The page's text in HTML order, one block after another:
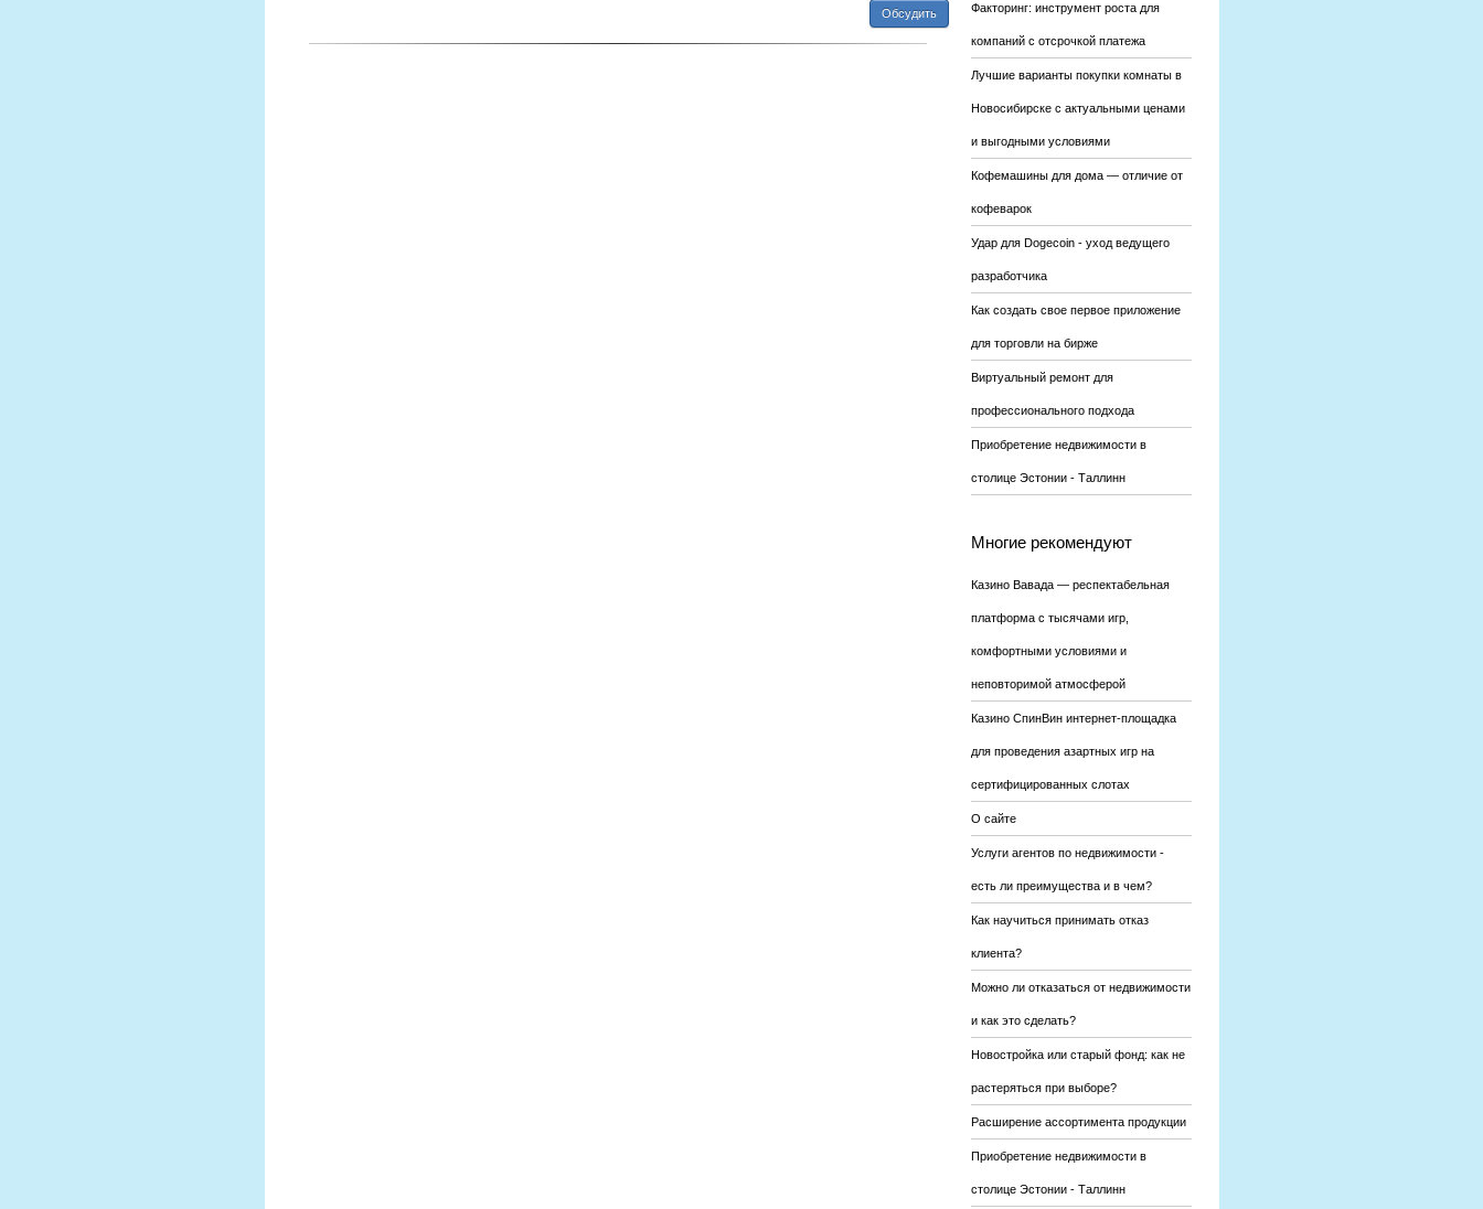
Обсудить Факторинг: инструмент роста для
компаний с отсрочкой платежа
Лучшие варианты покупки комнаты в
Новосибирске с актуальными ценами
и выгодными условиями
Кофемашины для дома — отличие от
кофеварок
Удар для Dogecoin - уход ведущего
разработчика
Как создать свое первое приложение
для торговли на бирже
Виртуальный ремонт для
профессионального подхода
Приобретение недвижимости в
столице Эстонии - Таллинн
Многие рекомендуют
Казино Вавада — респектабельная
платформа с тысячами игр,
комфортными условиями и
неповторимой атмосферой
Казино СпинВин интернет-площадка
для проведения азартных игр на
сертифицированных слотах
О сайте
Услуги агентов по недвижимости -
есть ли преимущества и в чем?
Как научиться принимать отказ
клиента?
Можно ли отказаться от недвижимости
и как это сделать?
Новостройка или старый фонд: как не
растеряться при выборе?
Расширение ассортимента продукции
Приобретение недвижимости в
столице Эстонии - Таллинн